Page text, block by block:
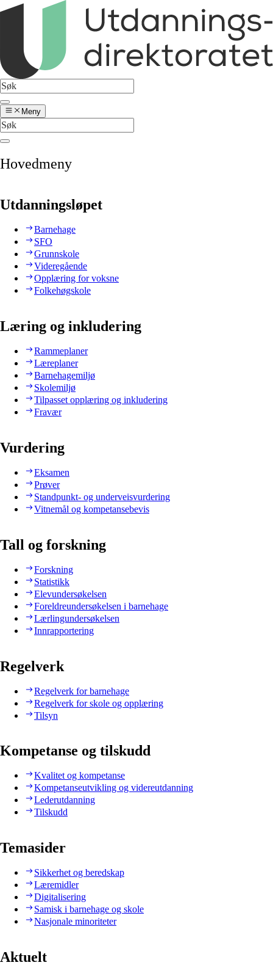
Meny
Hovedmeny
Utdanningsløpet
Barnehage
SFO
Grunnskole
Videregående
Opplæring for voksne
Folkehøgskole
Læring og inkludering
Rammeplaner
Læreplaner
Barnehagemiljø
Skolemiljø
Tilpasset opplæring og inkludering
Fravær
Vurdering
Eksamen
Prøver
Standpunkt- og underveisvurdering
Vitnemål og kompetansebevis
Tall og forskning
Forskning
Statistikk
Elevundersøkelsen
Foreldreundersøkelsen i barnehage
Lærlingundersøkelsen
Innrapportering
Regelverk
Regelverk for barnehage
Regelverk for skole og opplæring
Tilsyn
Kompetanse og tilskudd
Kvalitet og kompetanse
Kompetanseutvikling og videreutdanning
Lederutdanning
Tilskudd
Temasider
Sikkerhet og beredskap
Læremidler
Digitalisering
Samisk i barnehage og skole
Nasjonale minoriteter
Aktuelt